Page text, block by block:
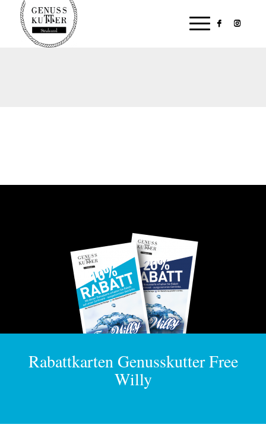
Rabattkarten Genusskutter Free
Willy